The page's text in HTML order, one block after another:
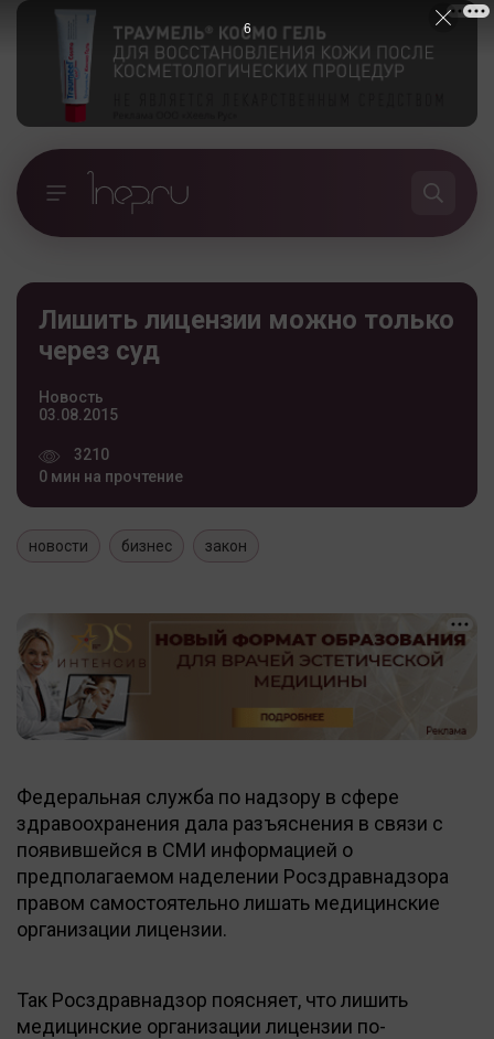
Лишить лицензии можно только
через суд
Новость
03.08.2015
3210
0 мин на прочтение
новости бизнес закон
Федеральная служба по надзору в сфере
здравоохранения дала разъяснения в связи с
появившейся в СМИ информацией о
предполагаемом наделении Росздравнадзора
правом самостоятельно лишать медицинские
организации лицензии.
Так Росздравнадзор поясняет, что лишить
медицинские организации лицензии по-
6